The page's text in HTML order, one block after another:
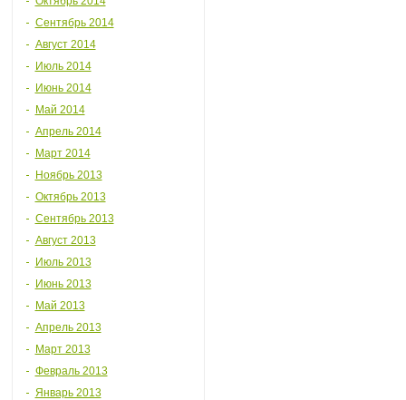
Сентябрь 2014
Август 2014
Июль 2014
Июнь 2014
Май 2014
Апрель 2014
Март 2014
Ноябрь 2013
Октябрь 2013
Сентябрь 2013
Август 2013
Июль 2013
Июнь 2013
Май 2013
Апрель 2013
Март 2013
Февраль 2013
Январь 2013